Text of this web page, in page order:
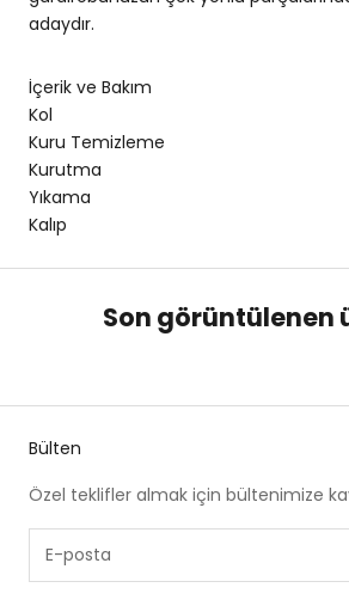
adaydır.
İçerik ve Bakım
Kol
Kuru Temizleme
Kurutma
Yıkama
Kalıp
Son görüntülenen
Bülten
Özel teklifler almak için bültenimize